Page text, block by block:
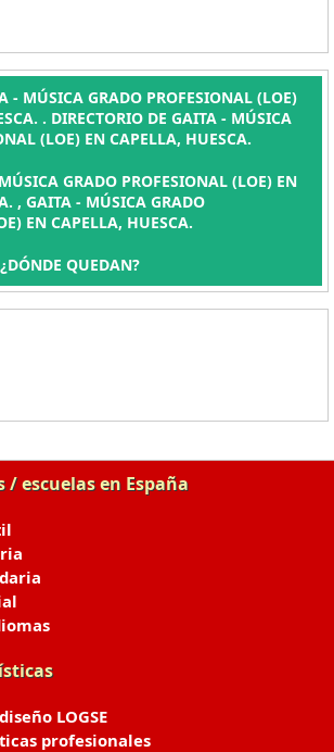
- MÚSICA GRADO PROFESIONAL (LOE)
. DIRECTORIO DE GAITA - MÚSICA
(LOE) EN CAPELLA, HUESCA.
GRADO PROFESIONAL (LOE) EN
, GAITA - MÚSICA GRADO
EN CAPELLA, HUESCA.
QUEDAN?
/ escuelas en España
LOGSE
profesionales